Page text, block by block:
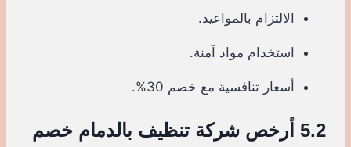
الالتزام بالمواعيد.
استخدام مواد آمنة.
أسعار تنافسية مع خصم 30%.
5.2 أرخص شركة تنظيف بالدمام خصم